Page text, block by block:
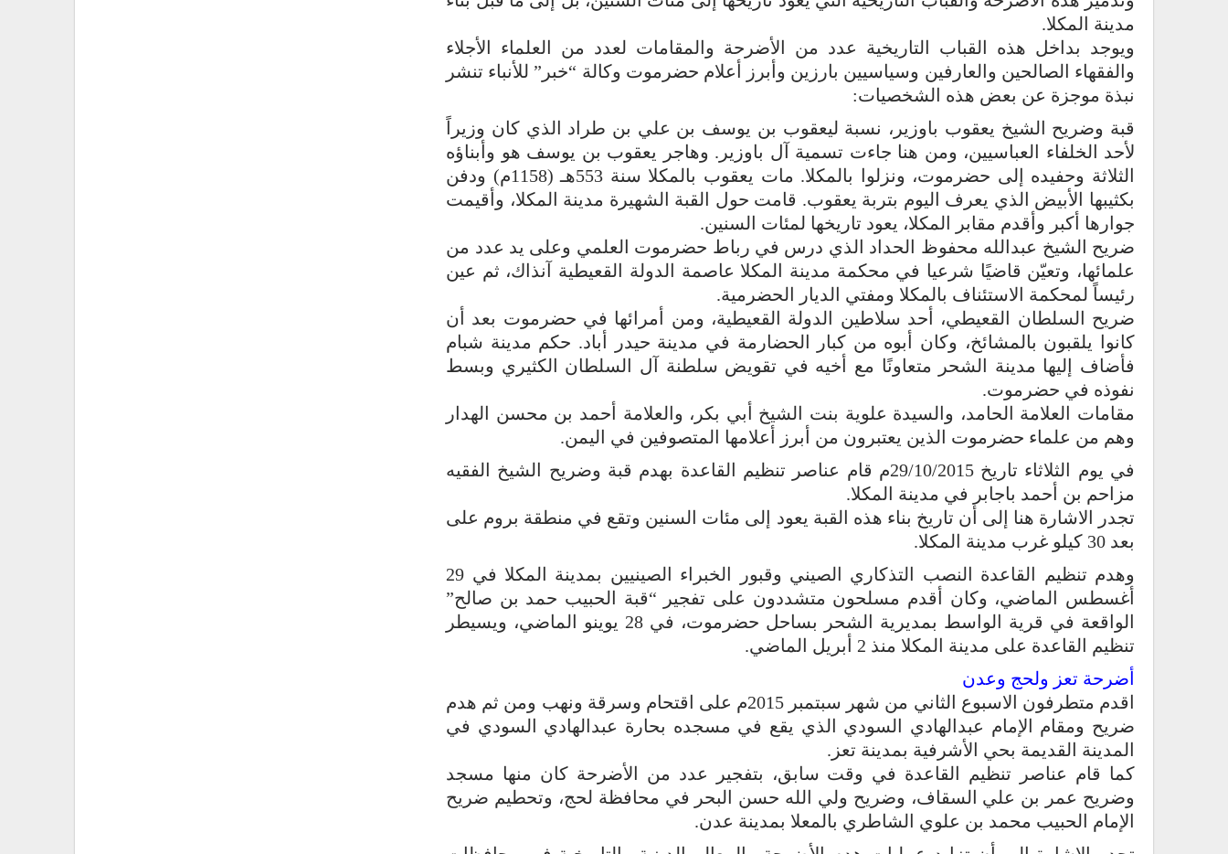
مدينة المكلا.
ويوجد بداخل هذه القباب التاريخية عدد من الأضرحة والمقامات لعدد من العلماء الأجلاء
والفقهاء الصالحين والعارفين وسياسيين بارزين وأبرز أعلام حضرموت وكالة “خبر” للأنباء تنشر
نبذة موجزة عن بعض هذه الشخصيات:
قبة وضريح الشيخ يعقوب باوزير، نسبة ليعقوب بن يوسف بن علي بن طراد الذي كان وزيراً
لأحد الخلفاء العباسيين، ومن هنا جاءت تسمية آل باوزير. وهاجر يعقوب بن يوسف هو وأبناؤه
الثلاثة وحفيده إلى حضرموت، ونزلوا بالمكلا. مات يعقوب بالمكلا سنة 553هـ (1158م) ودفن
بكثيبها الأبيض الذي يعرف اليوم بتربة يعقوب. قامت حول القبة الشهيرة مدينة المكلا، وأقيمت
جوارها أكبر وأقدم مقابر المكلا، يعود تاريخها لمئات السنين.
ضريح الشيخ عبدالله محفوظ الحداد الذي درس في رباط حضرموت العلمي وعلى يد عدد من
علمائها، وتعيّن قاضيًا شرعيا في محكمة مدينة المكلا عاصمة الدولة القعيطية آنذاك، ثم عين
رئيساً لمحكمة الاستئناف بالمكلا ومفتي الديار الحضرمية.
ضريح السلطان القعيطي، أحد سلاطين الدولة القعيطية، ومن أمرائها في حضرموت بعد أن
كانوا يلقبون بالمشائخ، وكان أبوه من كبار الحضارمة في مدينة حيدر أباد. حكم مدينة شبام
فأضاف إليها مدينة الشحر متعاونًا مع أخيه في تقويض سلطنة آل السلطان الكثيري وبسط
نفوذه في حضرموت.
مقامات العلامة الحامد، والسيدة علوية بنت الشيخ أبي بكر، والعلامة أحمد بن محسن الهدار
وهم من علماء حضرموت الذين يعتبرون من أبرز أعلامها المتصوفين في اليمن.
في يوم الثلاثاء تاريخ 29/10/2015م قام عناصر تنظيم القاعدة بهدم قبة وضريح الشيخ الفقيه
مزاحم بن أحمد باجابر في مدينة المكلا.
تجدر الاشارة هنا إلى أن تاريخ بناء هذه القبة يعود إلى مئات السنين وتقع في منطقة بروم على
بعد 30 كيلو غرب مدينة المكلا.
وهدم تنظيم القاعدة النصب التذكاري الصيني وقبور الخبراء الصينيين بمدينة المكلا في 29
أغسطس الماضي، وكان أقدم مسلحون متشددون على تفجير “قبة الحبيب حمد بن صالح”
الواقعة في قرية الواسط بمديرية الشحر بساحل حضرموت، في 28 يوينو الماضي، ويسيطر
تنظيم القاعدة على مدينة المكلا منذ 2 أبريل الماضي.
أضرحة تعز ولحج وعدن
اقدم متطرفون الاسبوع الثاني من شهر سبتمبر 2015م على اقتحام وسرقة ونهب ومن ثم هدم
ضريح ومقام الإمام عبدالهادي السودي الذي يقع في مسجده بحارة عبدالهادي السودي في
المدينة القديمة بحي الأشرفية بمدينة تعز.
كما قام عناصر تنظيم القاعدة في وقت سابق، بتفجير عدد من الأضرحة كان منها مسجد
وضريح عمر بن علي السقاف، وضريح ولي الله حسن البحر في محافظة لحج، وتحطيم ضريح
الإمام الحبيب محمد بن علوي الشاطري بالمعلا بمدينة عدن.